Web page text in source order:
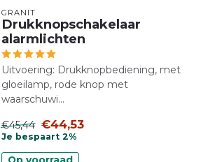
GRANIT
Drukknopschakelaar
alarmlichten
Uitvoering: Drukknopbediening, met
gloeilamp, rode knop met
waarschuwi...
€45,44 €44,53
Je bespaart 2%